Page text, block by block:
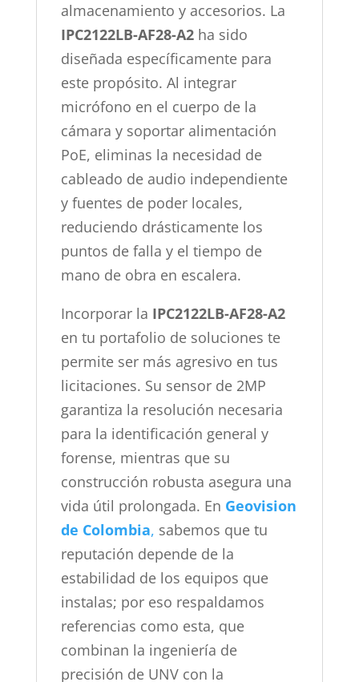
almacenamiento y accesorios. La
IPC2122LB-AF28-A2ha sido
diseñada específicamente para
este propósito. Al integrar
micrófono en el cuerpo de la
cámara y soportar alimentación
PoE, eliminas la necesidad de
cableado de audio independiente
y fuentes de poder locales,
reduciendo drásticamente los
puntos de falla y el tiempo de
mano de obra en escalera.
Incorporar la IPC2122LB-AF28-A2
en tu portafolio de soluciones te
permite ser más agresivo en tus
licitaciones. Su sensor de 2MP
garantiza la resolución necesaria
para la identificación general y
forense, mientras que su
construcción robusta asegura una
vida útil prolongada. En Geovision
de Colombia, sabemos que tu
reputación depende de la
estabilidad de los equipos que
instalas; por eso respaldamos
referencias como esta, que
combinan la ingeniería de
precisión de UNV con la